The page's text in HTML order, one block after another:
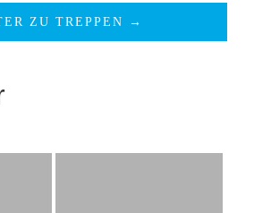
ZU TREPPEN →